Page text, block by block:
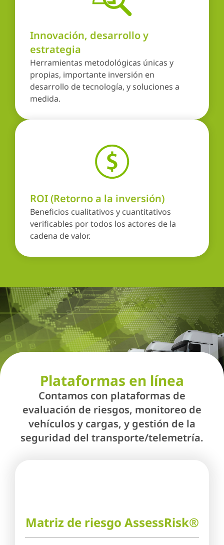
Innovación, desarrollo y
estrategia
Herramientas metodológicas únicas y
propias, importante inversión en
desarrollo de tecnología, y soluciones a
medida.
ROI (Retorno a la inversión)
Beneficios cualitativos y cuantitativos
verificables por todos los actores de la
cadena de valor.
Plataformas en línea
Contamos con plataformas de
evaluación de riesgos, monitoreo de
vehículos y cargas, y gestión de la
seguridad del transporte/telemetría.
Matriz de riesgo AssessRisk®